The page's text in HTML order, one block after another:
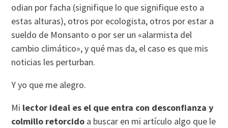
odian por facha (signifique lo que signifique esto a
estas alturas), otros por ecologista, otros por estar a
sueldo de Monsanto o por ser un «alarmista del
cambio climático», y qué mas da, el caso es que mis
noticias les perturban.
Y yo que me alegro.
Mi lector ideal es el que entra con desconfianza y
colmillo retorcido a buscar en mi artículo algo que le